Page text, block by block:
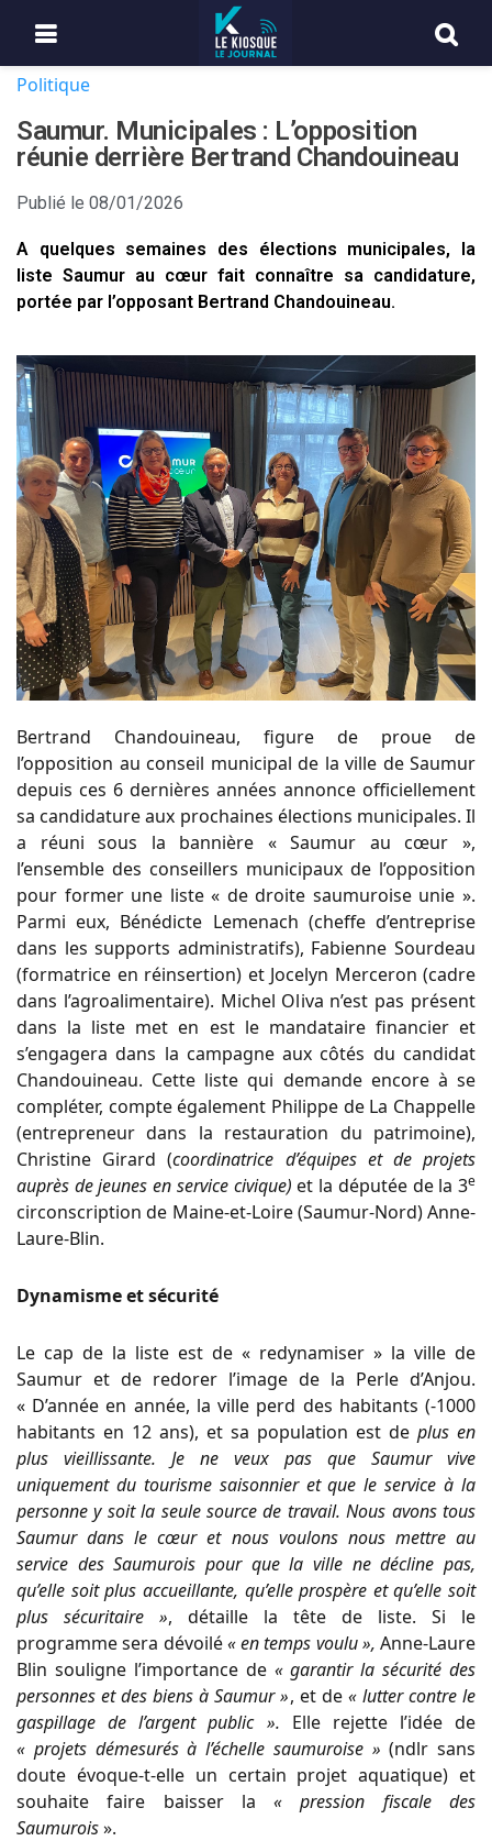
Politique
Saumur. Municipales : L’opposition
réunie derrière Bertrand Chandouineau
Publié le 08/01/2026
A quelques semaines des élections municipales, la
liste Saumur au cœur fait connaître sa candidature,
portée par l’opposant Bertrand Chandouineau.
Bertrand Chandouineau, figure de proue de
l’opposition au conseil municipal de la ville de Saumur
depuis ces 6 dernières années annonce officiellement
sa candidature aux prochaines élections municipales. Il
a réuni sous la bannière « Saumur au cœur »,
l’ensemble des conseillers municipaux de l’opposition
pour former une liste « de droite saumuroise unie ».
Parmi eux, Bénédicte Lemenach (cheffe d’entreprise
dans les supports administratifs), Fabienne Sourdeau
(formatrice en réinsertion) et Jocelyn Merceron (cadre
dans l’agroalimentaire). Michel Oliva n’est pas présent
dans la liste met en est le mandataire financier et
s’engagera dans la campagne aux côtés du candidat
Chandouineau. Cette liste qui demande encore à se
compléter, compte également Philippe de La Chappelle
(entrepreneur dans la restauration du patrimoine),
Christine Girard (coordinatrice d’équipes et de projets
auprès de jeunes en service civique)et la députée de la 3e
circonscription de Maine-et-Loire (Saumur-Nord) Anne-
Laure-Blin.
Dynamisme et sécurité
Le cap de la liste est de « redynamiser » la ville de
Saumur et de redorer l’image de la Perle d’Anjou.
« D’année en année, la ville perd des habitants (-1000
habitants en 12 ans), et sa population est de plus en
plus vieillissante. Je ne veux pas que Saumur vive
uniquement du tourisme saisonnier et que le service à la
personne y soit la seule source de travail. Nous avons tous
Saumur dans le cœur et nous voulons nous mettre au
service des Saumurois pour que la ville ne décline pas,
qu’elle soit plus accueillante, qu’elle prospère et qu’elle soit
plus sécuritaire », détaille la tête de liste. Si le
programme sera dévoilé« en temps voulu », Anne-Laure
Blin souligne l’importance de « garantir la sécurité des
personnes et des biens à Saumur », et de « lutter contre le
gaspillage de l’argent public ». Elle rejette l’idée de
« projets démesurés à l’échelle saumuroise » (ndlr sans
doute évoque-t-elle un certain projet aquatique) et
souhaite faire baisser la« pression fiscale des
Saumurois».